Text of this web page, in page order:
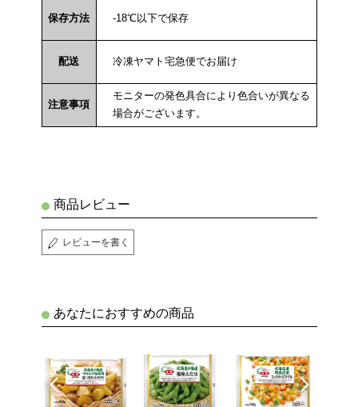
保存方法 -18℃以下で保存
配送 冷凍ヤマト宅急便でお届け
注意事項
モニターの発色具合により色合いが異なる
場合がございます。
商品レビュー
レビューを書く
あなたにおすすめの商品